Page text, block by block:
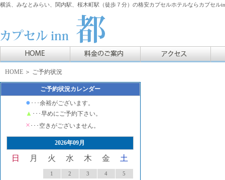
横浜、みなとみらい、関内駅、桜木町駅（徒歩７分）の格安カプセルホテルならカプセル
HOME ＞ ご予約状況
ご予約状況カレンダー
● ･･･余裕がございます。
▲ ･･･早めにご予約下さい。
× ･･･空きがございません。
2026年09月
日 月 火 水 木 金 土
1 2 3 4 5